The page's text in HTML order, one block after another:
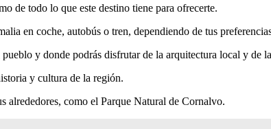
de todo lo que este destino tiene para ofrecerte.
en coche, autobús o tren, dependiendo de tus
y donde podrás disfrutar de la arquitectura local y de
y cultura de la región.
alrededores, como el Parque Natural de Cornalvo.